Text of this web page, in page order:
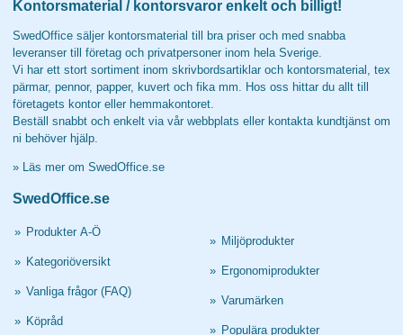
Kontorsmaterial / kontorsvaror enkelt och billigt!
SwedOffice säljer kontorsmaterial till bra priser och med snabba
leveranser till företag och privatpersoner inom hela Sverige.
Vi har ett stort sortiment inom skrivbordsartiklar och kontorsmaterial, tex
pärmar, pennor, papper, kuvert och fika mm. Hos oss hittar du allt till
företagets kontor eller hemmakontoret.
Beställ snabbt och enkelt via vår webbplats eller kontakta kundtjänst om
ni behöver hjälp.
» Läs mer om SwedOffice.se
SwedOffice.se
» Produkter A-Ö
» Kategoriöversikt
» Vanliga frågor (FAQ)
» Köpråd
» Miljöprodukter
» Ergonomiprodukter
» Varumärken
» Populära produkter